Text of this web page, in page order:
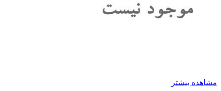
مشاهده بیشتر